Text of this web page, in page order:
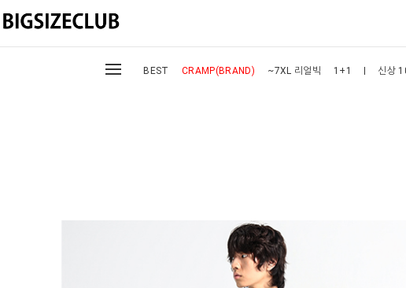
BEST CRAMP(BRAND) ~7XL 리얼빅 1+1 신상